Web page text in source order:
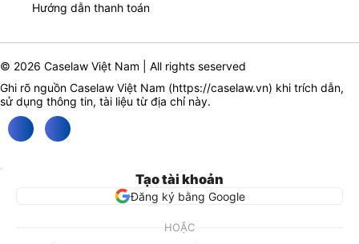
Hướng dẫn thanh toán
© 2026 Caselaw Việt Nam | All rights seserved
Ghi rõ nguồn Caselaw Việt Nam (https://caselaw.vn) khi trích dẫn,
sử dụng thông tin, tài liệu từ địa chỉ này.
Tạo tài khoản
Đăng ký bằng Google
HOẶC